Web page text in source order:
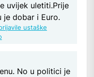
uvijek uletiti.Prije
je dobar i Euro.
ustaške
No u politici je